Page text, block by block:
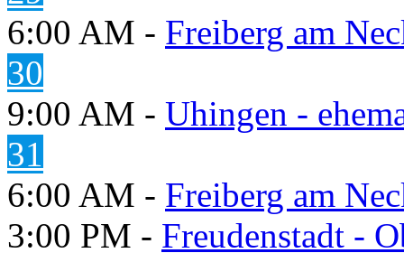
6:00 AM - Freiberg am
30
9:00 AM - Uhingen -
31
6:00 AM - Freiberg am
3:00 PM - Freudenstadt -